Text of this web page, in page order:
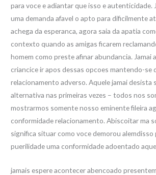
para voce e adiantar que isso e autenticidade.
uma demanda afavel o apto para dificilmente
achega da esperanca, agora saia da apatia
contexto quando as amigas ficarem
homem como preste afinar abundancia. Jamai
criancice ir apos dessas opcoes mantendo-se
relacionamento adverso. Aquele jamai desista
alternativa nas primeiras vezes – todos nos
mostrarmos somente nosso eminente fileira
conformidade relacionamento. Abiscoitar ma
significa situar como voce demorou
puerilidade uma conformidade adoentado
jamais espere acontecer abencoado